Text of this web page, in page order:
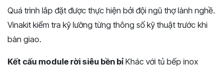
Quá trình lắp đặt được thực hiện bởi đội ngũ thợ lành nghề.
Vinakit kiểm tra kỹ lưỡng từng thông số kỹ thuật trước khi
bàn giao.
Kết cấu module rời siêu bền bỉ Khác với tủ bếp inox